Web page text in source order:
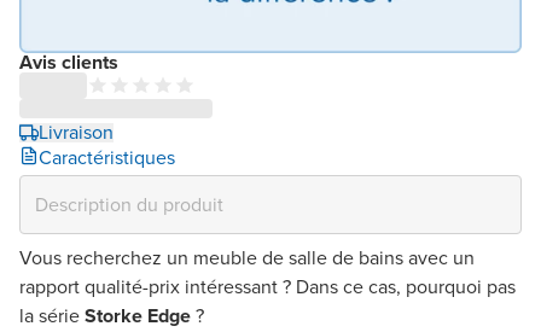
Avis clients
Livraison
Caractéristiques
Vous recherchez un meuble de salle de bains avec un
rapport qualité-prix intéressant ? Dans ce cas, pourquoi pas
la sérieStorke Edge?